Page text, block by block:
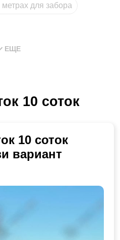
метрах для забора
10 соток
6 соток
ЕЩЕ
10 соток
10 соток
вариант